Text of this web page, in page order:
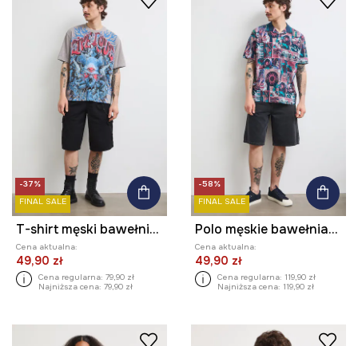
-37%
FINAL SALE
T-shirt męski bawełniany z nadrukiem
Cena aktualna:
49,90 zł
Cena regularna: 79,90 zł
Najniższa cena: 79,90 zł
-58%
FINAL SALE
Polo męskie bawełniane z elastanem
Cena aktualna:
49,90 zł
Cena regularna: 119,90 zł
Najniższa cena: 119,90 zł